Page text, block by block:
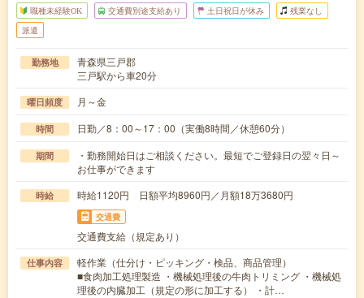
職種未経験OK 交通費別途支給あり 土日祝日が休み 残業なし
派遣
勤務地
青森県三戸郡
三戸駅から車20分
曜日頻度 月～金
時間 日勤／8：00～17：00（実働8時間／休憩60分）
期間
・勤務開始日はご相談ください。最短でご登録日の翌々日～
お仕事ができます
時給 時給1120円 日額平均8960円／月額18万3680円
交通費
交通費支給（規定あり）
仕事内容
軽作業（仕分け・ピッキング・検品、商品管理）
■食肉加工処理製造 ・機械処理後の牛肉トリミング ・機械処
理後の内臓加工（規定の形に加工する） ・計…